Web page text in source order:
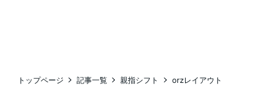
トップページ 記事一覧 親指シフト orzレイアウト